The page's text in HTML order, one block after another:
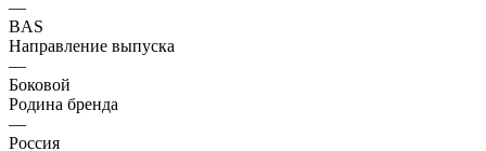
—
BAS
Направление выпуска
—
Боковой
Родина бренда
—
Россия